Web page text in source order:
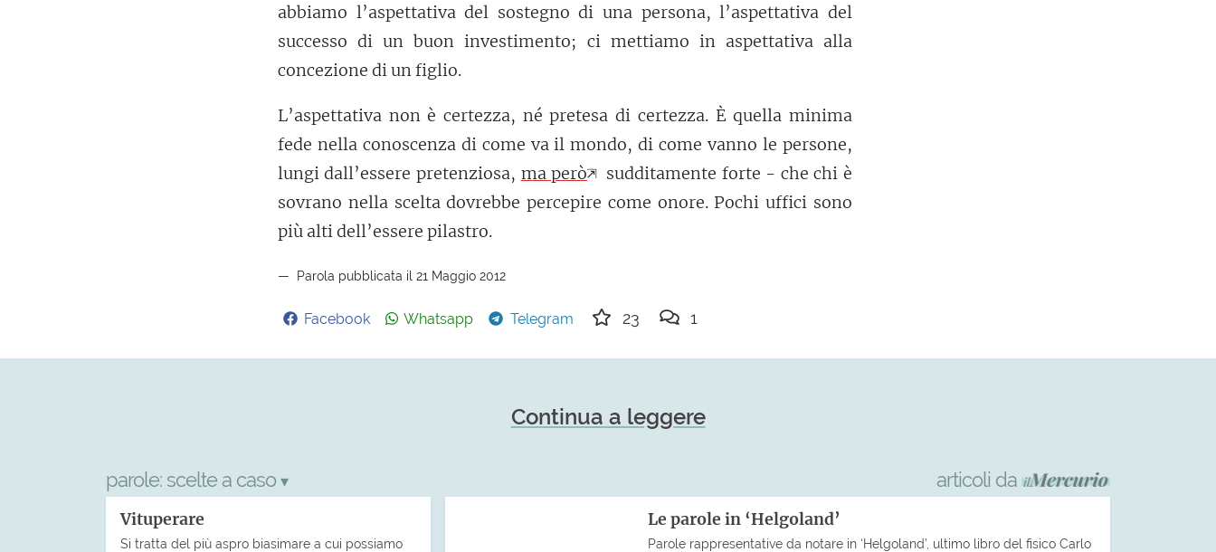
abbiamo l’aspettativa del sostegno di una persona, l’aspettativa del
successo di un buon investimento; ci mettiamo in aspettativa alla
concezione di un figlio.
L’aspettativa non è certezza, né pretesa di certezza. È quella minima
fede nella conoscenza di come va il mondo, di come vanno le persone,
lungi dall’essere pretenziosa, ma però
sudditamente forte - che chi è
sovrano nella scelta dovrebbe percepire come onore. Pochi uffici sono
più alti dell’essere pilastro.
Parola pubblicata il 21 Maggio 2012
Facebook Whatsapp Telegram 23 1
Continua a leggere
parole: scelte a caso ▾
Vituperare
Si tratta del più aspro biasimare a cui possiamo
articoli da
Le parole in ‘Helgoland’
Parole rappresentative da notare in ‘Helgoland’, ultimo libro del fisico Carlo